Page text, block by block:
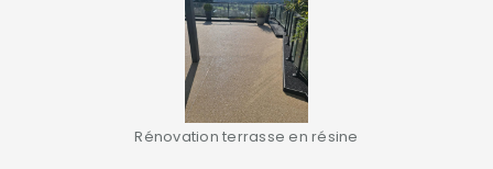
Rénovation terrasse en résine